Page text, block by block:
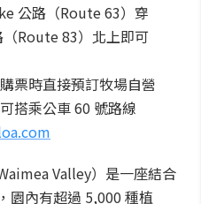
公路（Route 63）穿
Route 83）北上即可
票時直接預訂牧場自營
搭乘公車 60 號路線
Valley）是一座結合
園內有超過 5,000 種植